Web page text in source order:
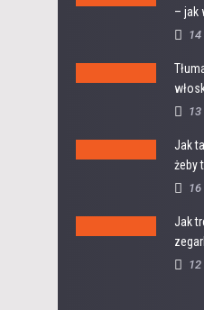
– jak
Jak
żeby
16
Jak
12